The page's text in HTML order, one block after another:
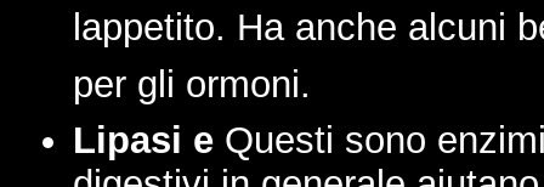
lappetito. Ha anche alcuni
per gli ormoni.
Lipasi eQuesti sono